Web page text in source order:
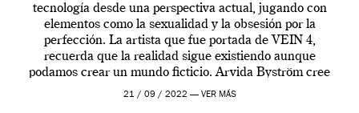
tecnología desde una perspectiva actual, jugando con
elementos como la sexualidad y la obsesión por la
perfección. La artista que fue portada de VEIN 4,
recuerda que la realidad sigue existiendo aunque
podamos crear un mundo ficticio. Arvida Byström cree
que los humanos tienen un complejo […]
21 / 09 / 2022 — VER MÁS